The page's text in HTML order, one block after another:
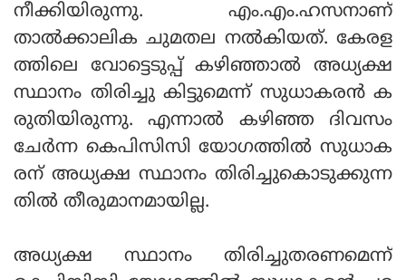
നീക്കിയിരുന്നു. എം.എം.ഹസനാണ്
താല്‍ക്കാലിക ചുമതല നല്‍കിയത്. കേരള
ത്തിലെ വോട്ടെടുപ്പ് കഴിഞ്ഞാല്‍ അധ്യക്ഷ
സ്ഥാനം തിരിച്ചു കിട്ടുമെന്ന് സുധാകരന്‍ ക
രുതിയിരുന്നു. എന്നാല്‍ കഴിഞ്ഞ ദിവസം
ചേര്‍ന്ന കെപിസിസി യോഗത്തില്‍ സുധാക
രന് അധ്യക്ഷ സ്ഥാനം തിരിച്ചുകൊടുക്കുന്ന
തില്‍ തീരുമാനമായില്ല.
അധ്യക്ഷ സ്ഥാനം തിരിച്ചുതരണമെന്ന്